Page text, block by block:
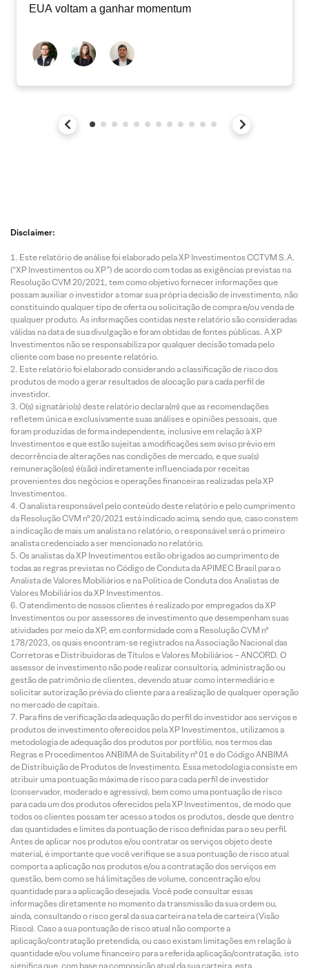
EUA voltam a ganhar momentum
Disclaimer:
Este relatório de análise foi elaborado pela XP Investimentos CCTVM S.A.
(“XP Investimentos ou XP”) de acordo com todas as exigências previstas na
Resolução CVM 20/2021, tem como objetivo fornecer informações que
possam auxiliar o investidor a tomar sua própria decisão de investimento, não
constituindo qualquer tipo de oferta ou solicitação de compra e/ou venda de
qualquer produto. As informações contidas neste relatório são consideradas
válidas na data de sua divulgação e foram obtidas de fontes públicas. A XP
Investimentos não se responsabiliza por qualquer decisão tomada pelo
cliente com base no presente relatório.
Este relatório foi elaborado considerando a classificação de risco dos
produtos de modo a gerar resultados de alocação para cada perfil de
investidor.
O(s) signatário(s) deste relatório declara(m) que as recomendações
refletem única e exclusivamente suas análises e opiniões pessoais, que
foram produzidas de forma independente, inclusive em relação à XP
Investimentos e que estão sujeitas a modificações sem aviso prévio em
decorrência de alterações nas condições de mercado, e que sua(s)
remuneração(es) é(são) indiretamente influenciada por receitas
provenientes dos negócios e operações financeiras realizadas pela XP
Investimentos.
O analista responsável pelo conteúdo deste relatório e pelo cumprimento
da Resolução CVM nº 20/2021 está indicado acima, sendo que, caso constem
a indicação de mais um analista no relatório, o responsável será o primeiro
analista credenciado a ser mencionado no relatório.
Os analistas da XP Investimentos estão obrigados ao cumprimento de
todas as regras previstas no Código de Conduta da APIMEC Brasil para o
Analista de Valores Mobiliários e na Política de Conduta dos Analistas de
Valores Mobiliários da XP Investimentos.
O atendimento de nossos clientes é realizado por empregados da XP
Investimentos ou por assessores de investimento que desempenham suas
atividades por meio da XP, em conformidade com a Resolução CVM nº
178/2023, os quais encontram-se registrados na Associação Nacional das
Corretoras e Distribuidoras de Títulos e Valores Mobiliários – ANCORD. O
assessor de investimento não pode realizar consultoria, administração ou
gestão de patrimônio de clientes, devendo atuar como intermediário e
solicitar autorização prévia do cliente para a realização de qualquer operação
no mercado de capitais.
Para fins de verificação da adequação do perfil do investidor aos serviços e
produtos de investimento oferecidos pela XP Investimentos, utilizamos a
metodologia de adequação dos produtos por portfólio, nos termos das
Regras e Procedimentos ANBIMA de Suitability nº 01 e do Código ANBIMA
de Distribuição de Produtos de Investimento. Essa metodologia consiste em
atribuir uma pontuação máxima de risco para cada perfil de investidor
(conservador, moderado e agressivo), bem como uma pontuação de risco
para cada um dos produtos oferecidos pela XP Investimentos, de modo que
todos os clientes possam ter acesso a todos os produtos, desde que dentro
das quantidades e limites da pontuação de risco definidas para o seu perfil.
Antes de aplicar nos produtos e/ou contratar os serviços objeto deste
material, é importante que você verifique se a sua pontuação de risco atual
comporta a aplicação nos produtos e/ou a contratação dos serviços em
questão, bem como se há limitações de volume, concentração e/ou
quantidade para a aplicação desejada. Você pode consultar essas
informações diretamente no momento da transmissão da sua ordem ou,
ainda, consultando o risco geral da sua carteira na tela de carteira (Visão
Risco). Caso a sua pontuação de risco atual não comporte a
aplicação/contratação pretendida, ou caso existam limitações em relação à
quantidade e/ou volume financeiro para a referida aplicação/contratação, isto
significa que, com base na composição atual da sua carteira, esta